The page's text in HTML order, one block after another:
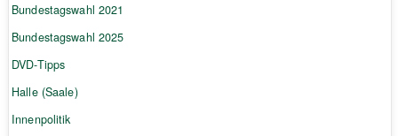
Bundestagswahl 2021
Bundestagswahl 2025
DVD-Tipps
Halle (Saale)
Innenpolitik